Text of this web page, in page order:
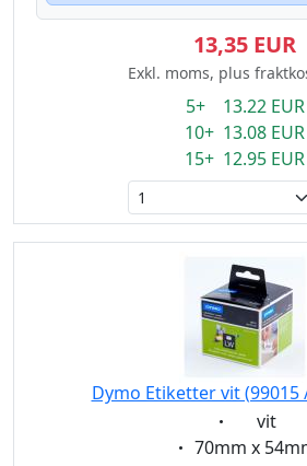
13,35 EUR
Exkl. moms, plus
5+ 13.22 EUR
10+ 13.08 EUR
15+ 12.95 EUR
Dymo Etiketter vit (99015
Eigenschaft:
vit
Eigenschaft:
70mm x